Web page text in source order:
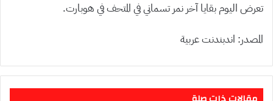
تعرض اليوم بقايا آخر نمر تسماني في المتحف في هوبارت.
المصدر: اندبندنت عربية